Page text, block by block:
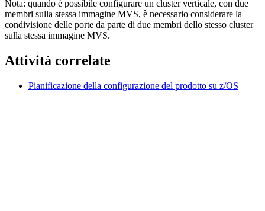
Nota: quando è possibile configurare un cluster verticale, con due
membri sulla stessa immagine MVS, è necessario considerare la
condivisione delle porte da parte di due membri dello stesso cluster
sulla stessa immagine MVS.
Attività correlate
Pianificazione della configurazione del prodotto su z/OS